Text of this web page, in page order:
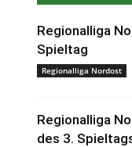
Regionalliga
Spieltag
Regionalliga Nordost
Regionalliga
des 3.